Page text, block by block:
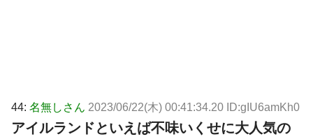
44: 名無しさん 2023/06/22(木) 00:41:34.20 ID:gIU6amKh0
アイルランドといえば不味いくせに大人気の